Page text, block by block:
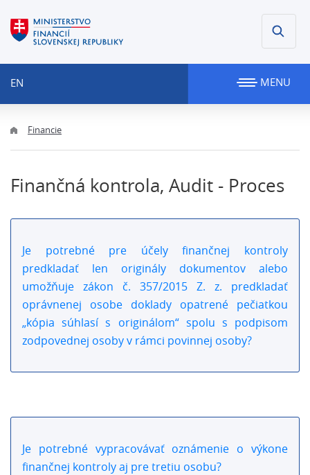
EN MENU
Financie
Finančná kontrola, Audit - Proces
Je potrebné pre účely finančnej kontroly
predkladať len originály dokumentov alebo
umožňuje zákon č. 357/2015 Z. z. predkladať
oprávnenej osobe doklady opatrené pečiatkou
„kópia súhlasí s originálom“ spolu s podpisom
zodpovednej osoby v rámci povinnej osoby?
Je potrebné vypracovávať oznámenie o výkone
finančnej kontroly aj pre tretiu osobu?